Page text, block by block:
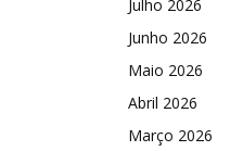
Julho 2026
Junho 2026
Maio 2026
Abril 2026
Março 2026